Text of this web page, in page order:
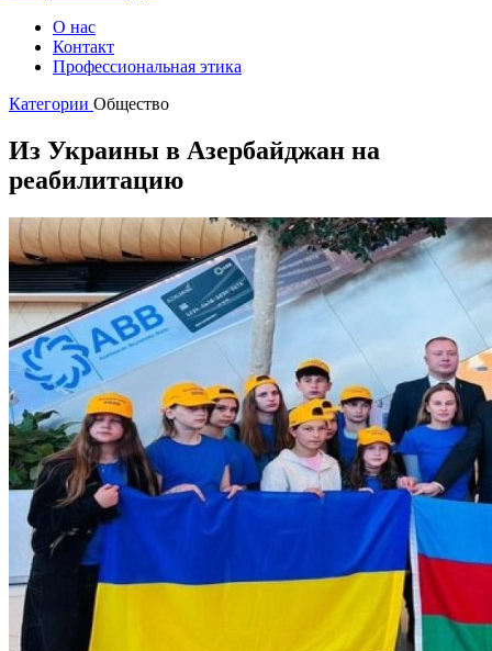
О нас
Контакт
Профессиональная этика
Категории Общество
Из Украины в Азербайджан на
реабилитацию